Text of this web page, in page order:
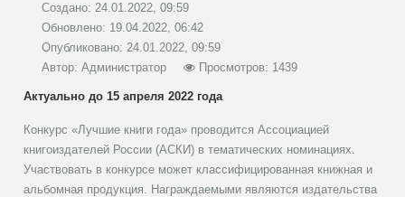
Создано: 24.01.2022, 09:59
Обновлено: 19.04.2022, 06:42
Опубликовано: 24.01.2022, 09:59
Автор:Администратор Просмотров: 1439
Актуально до 15 апреля 2022 года
Конкурс «Лучшие книги года» проводится Ассоциацией
книгоиздателей России (АСКИ) в тематических номинациях.
Участвовать в конкурсе может классифицированная книжная и
альбомная продукция. Награждаемыми являются издательства